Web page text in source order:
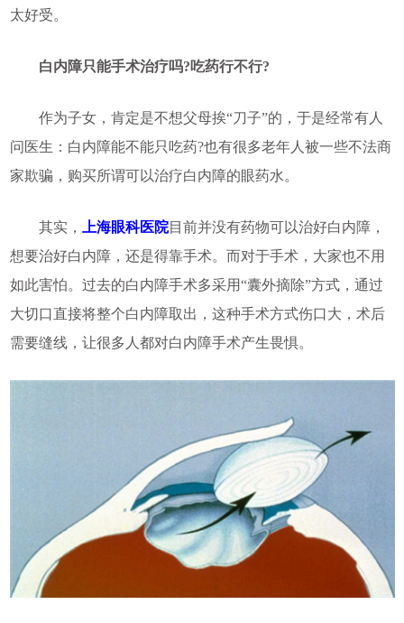
太好受。
白内障只能手术治疗吗?吃药行不行?
作为子女，肯定是不想父母挨“刀子”的，于是经常有人
问医生：白内障能不能只吃药?也有很多老年人被一些不法商
家欺骗，购买所谓可以治疗白内障的眼药水。
其实， 上海眼科医院目前并没有药物可以治好白内障，
想要治好白内障，还是得靠手术。而对于手术，大家也不用
如此害怕。过去的白内障手术多采用“囊外摘除”方式，通过
大切口直接将整个白内障取出，这种手术方式伤口大，术后
需要缝线，让很多人都对白内障手术产生畏惧。